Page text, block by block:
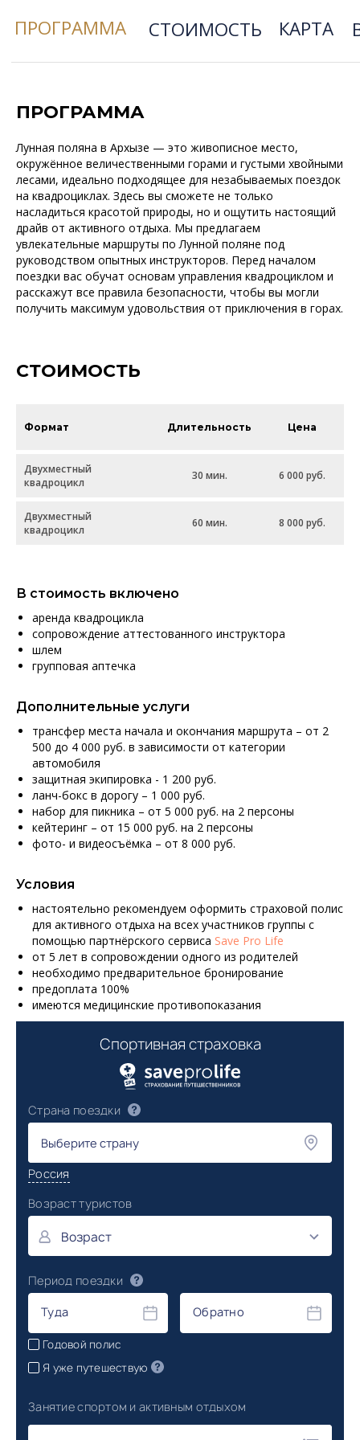
ПРОГРАММА
Лунная поляна в Архызе — это живописное место,
окружённое величественными горами и густыми хвойными
лесами, идеально подходящее для незабываемых поездок
на квадроциклах. Здесь вы сможете не только
насладиться красотой природы, но и ощутить настоящий
драйв от активного отдыха. Мы предлагаем
увлекательные маршруты по Лунной поляне под
руководством опытных инструкторов. Перед началом
поездки вас обучат основам управления квадроциклом и
расскажут все правила безопасности, чтобы вы могли
получить максимум удовольствия от приключения в горах.
СТОИМОСТЬ
Формат Длительность Цена
Двухместный
квадроцикл
30 мин. 6 000 руб.
Двухместный
квадроцикл
60 мин. 8 000 руб.
В стоимость включено
аренда квадроцикла
сопровождение аттестованного инструктора
шлем
групповая аптечка
Дополнительные услуги
трансфер места начала и окончания маршрута – от 2
500 до 4 000 руб. в зависимости от категории
автомобиля
защитная экипировка - 1 200 руб.
ланч-бокс в дорогу – 1 000 руб.
набор для пикника – от 5 000 руб. на 2 персоны
кейтеринг – от 15 000 руб. на 2 персоны
фото- и видеосъёмка – от 8 000 руб.
Условия
настоятельно рекомендуем оформить страховой полис
для активного отдыха на всех участников группы с
помощью партнёрского сервиса Save Pro Life
от 5 лет в сопровождении одного из родителей
необходимо предварительное бронирование
предоплата 100%
имеются медицинские противопоказания